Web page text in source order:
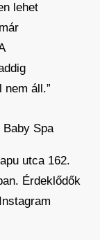
lehet
nem áll.”
Spa
utca 162.
Érdeklődők